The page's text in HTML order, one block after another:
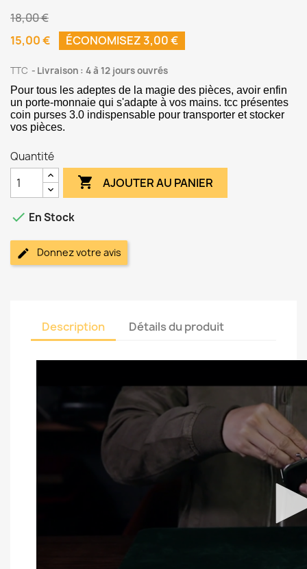
18,00 €
15,00 €
ÉCONOMISEZ 3,00 €
TTC Livraison : 4 à 12 jours ouvrés
Pour tous les adeptes de la magie des pièces, avoir enfin
un porte-monnaie qui s'adapte à vos mains. tcc présentes
coin purses 3.0 indispensable pour transporter et stocker
vos pièces.
Quantité
 AJOUTER AU PANIER
 En Stock
Donnez votre avis
Description Détails du produit